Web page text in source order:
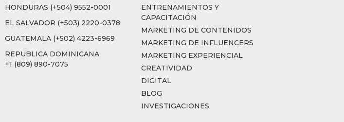
HONDURAS (+504) 9552-0001
EL SALVADOR (+503) 2220-0378
GUATEMALA (+502) 4223-6969
REPUBLICA DOMINICANA
+1 (809) 890-7075
ENTRENAMIENTOS Y
CAPACITACIÓN
MARKETING DE CONTENIDOS
MARKETING DE INFLUENCERS
MARKETING EXPERIENCIAL
CREATIVIDAD
DIGITAL
BLOG
INVESTIGACIONES